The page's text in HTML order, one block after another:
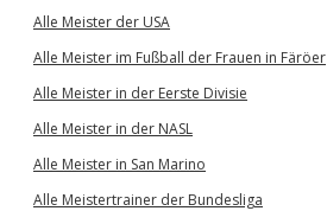
Alle Meister der USA
Alle Meister im Fußball der Frauen in Färöer
Alle Meister in der Eerste Divisie
Alle Meister in der NASL
Alle Meister in San Marino
Alle Meistertrainer der Bundesliga